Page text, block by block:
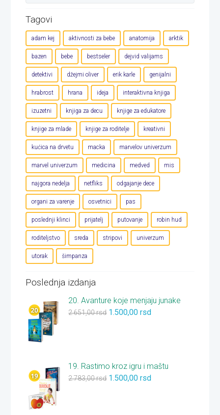
Tagovi
adam kej aktivnosti za bebe anatomija arktik
bazen bebe bestseler dejvid valijams
detektivi džejmi oliver erik karle genijalni
hrabrost hrana ideja interaktivna knjiga
izuzetni knjiga za decu knjige za edukatore
knjige za mlade knjige za roditelje kreativni
kućica na drvetu macka marvelov univerzum
marvel univerzum medicina medved mis
najgora nedelja netfliks odgajanje dece
organi za varenje osvetnici pas
poslednji klinci prijatelj putovanje robin hud
roditeljstvo sreda stripovi univerzum
utorak šimpanza
Poslednja izdanja
20. Avanture koje menjaju junake
2.651,00rsd 1.500,00rsd
19. Rastimo kroz igru i maštu
2.783,00rsd 1.500,00rsd